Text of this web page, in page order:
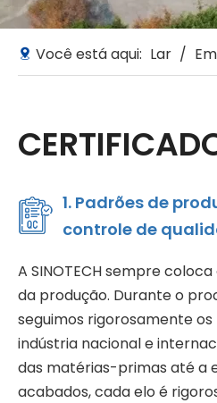
Você está aqui: Lar /
1. Padrões de
controle de
A SINOTECH sempre
da produção. Durante o
seguimos rigorosamente
indústria nacional e
das matérias-primas até a
acabados, cada elo é